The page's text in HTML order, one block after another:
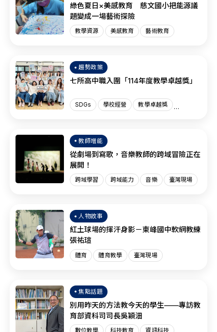
綠色夏日×美感教育 慈文國小把能源議
題變成一場藝術探險
教學資源 美感教育 藝術教育
趨勢政策
七所高中職入圍「114年度教學卓越獎」
SDGs 學校經營 教學卓越獎
教師增能
從劇場到寫歌，音樂教師的跨域冒險正在
展開！
跨域學習 跨域能力 音樂 臺灣現場
人物故事
紅土球場的揮汗身影－東峰國中軟網教練
張祐瑄
體育 體育教學 臺灣現場
焦點話題
別用昨天的方法教今天的學生——專訪教
育部資科司司長吳穎沺
數位教學 科技教育 資訊科技